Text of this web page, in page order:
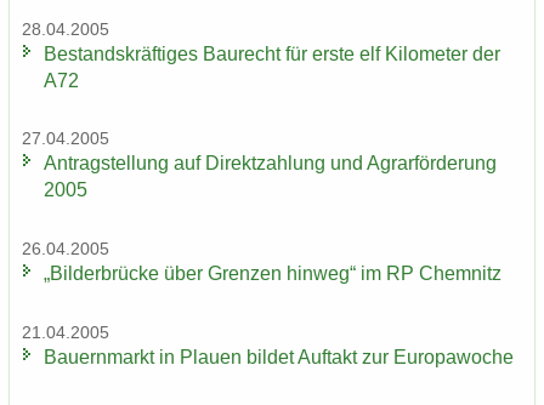
28.04.2005
Be­stands­kräf­ti­ges Bau­recht für erste elf Ki­lo­me­ter der
A72
27.04.2005
An­trag­stel­lung auf Di­rekt­zah­lung und Agrar­för­de­rung
2005
26.04.2005
„Bil­der­brü­cke über Gren­zen hin­weg“ im RP Chem­nitz
21.04.2005
Bau­ern­markt in Plau­en bil­det Auf­takt zur Eu­ro­pa­wo­che